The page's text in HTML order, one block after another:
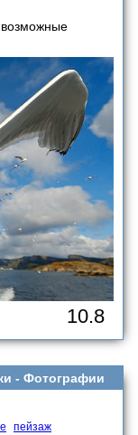
возможные
10.8
- Фотографии
пейзаж